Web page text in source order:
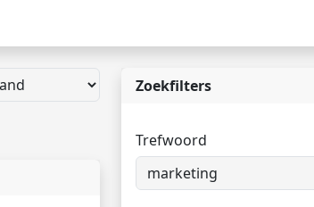
Zoekfilters
Trefwoord